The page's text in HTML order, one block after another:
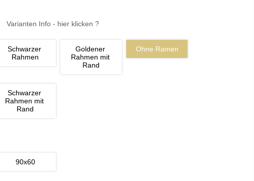
Varianten Info - hier klicken ?
Schwarzer
Rahmen
Goldener
Rahmen mit
Rand
Ohne Ramen
Schwarzer
Rahmen mit
Rand
90x60